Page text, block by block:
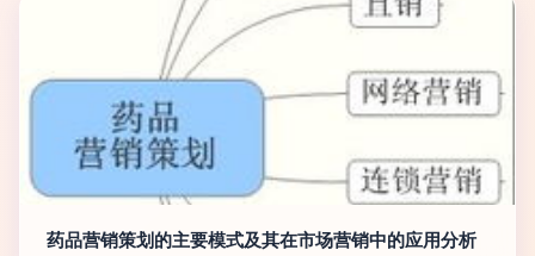
药品营销策划的主要模式及其在市场营销中的应用分析